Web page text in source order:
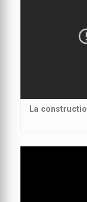
La